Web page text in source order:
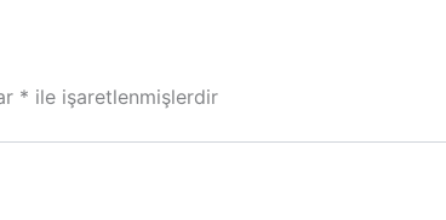
* ile işaretlenmişlerdir